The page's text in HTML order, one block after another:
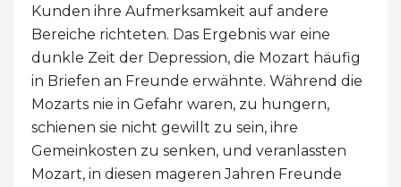
Kunden ihre Aufmerksamkeit auf andere
Bereiche richteten. Das Ergebnis war eine
dunkle Zeit der Depression, die Mozart häufig
in Briefen an Freunde erwähnte. Während die
Mozarts nie in Gefahr waren, zu hungern,
schienen sie nicht gewillt zu sein, ihre
Gemeinkosten zu senken, und veranlassten
Mozart, in diesen mageren Jahren Freunde